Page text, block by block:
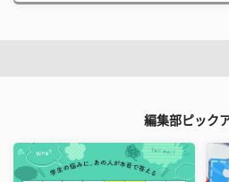
編集部ピック